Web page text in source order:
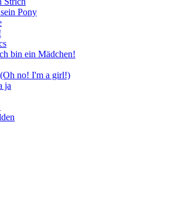
Pony
bin ein Mädchen!
(Oh no! I'm a girl!)
ja